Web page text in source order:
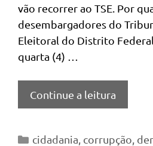
vão recorrer ao TSE. Por
desembargadores do
Eleitoral do Distrito
quarta (4) …
Continue a leitura
Categorias
cidadania corrupção